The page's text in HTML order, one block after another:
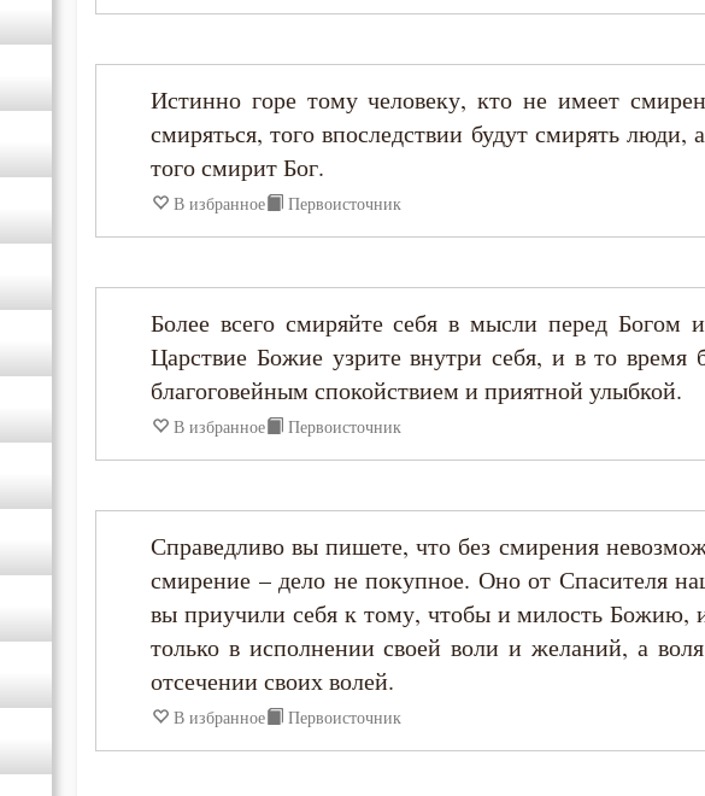
Григорий Великий (Двоеслов)
Григорий Палама
Григорий Синаит
Епифаний Кипрский
Ефрем Сирин
Истинно горе тому человеку, кто не имеет
смиряться, того впоследствии будут смирять люди,
того смирит Бог.
В избранное Первоисточник
Более всего смиряйте себя в мысли перед Богом
Царствие Божие узрите внутри себя, и в то время
благоговейным спокойствием и приятной улыбкой.
В избранное Первоисточник
Справедливо вы пишете, что без смирения
смирение – дело не покупное. Оно от Спасителя
вы приучили себя к тому, чтобы и милость Божию,
только в исполнении своей воли и желаний, а
отсечении своих волей.
В избранное Первоисточник